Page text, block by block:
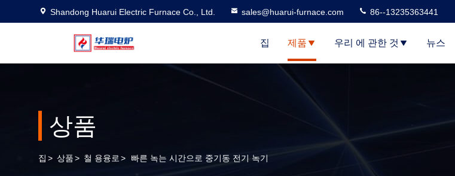
Shandong Huarui Electric Furnace Co., Ltd. sales@huarui-furnace.com 86--13235363441
집 제품 우리 에 관한 것 뉴스
상품
집 > 상품> 철 용융로 > 빠른 녹는 시간으로 중기동 전기 녹기